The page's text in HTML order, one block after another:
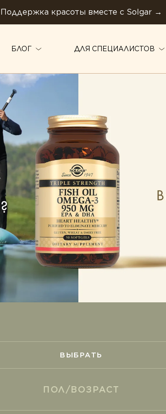
Поддержка красоты вместе с Solgar →
ТИПЫ ПРОДУКТА
Антиоксиданты
Омега-3
Магний
Витамины
Мультивитамины
Минералы
Пробиотики
Ферменты
БЛОГ ДЛЯ СПЕЦИАЛИСТОВ
ВЫБРАТЬ
ПОЛ/ВОЗРАСТ